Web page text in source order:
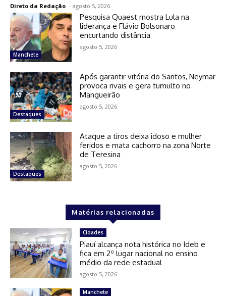
Direto da Redação - agosto 5, 2026
Manchete
Pesquisa Quaest mostra Lula na
liderança e Flávio Bolsonaro
encurtando distância
agosto 5, 2026
Destaques
Após garantir vitória do Santos, Neymar
provoca rivais e gera tumulto no
Mangueirão
agosto 5, 2026
Destaques
Ataque a tiros deixa idoso e mulher
feridos e mata cachorro na zona Norte
de Teresina
agosto 5, 2026
Matérias relacionadas
Cidades
Piauí alcança nota histórica no Ideb e
fica em 2º lugar nacional no ensino
médio da rede estadual
agosto 5, 2026
Manchete